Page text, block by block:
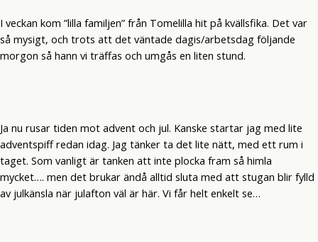
I veckan kom ”lilla familjen” från Tomelilla hit på kvällsfika. Det var
så mysigt, och trots att det väntade dagis/arbetsdag följande
morgon så hann vi träffas och umgås en liten stund.
Ja nu rusar tiden mot advent och jul. Kanske startar jag med lite
adventspiff redan idag. Jag tänker ta det lite nätt, med ett rum i
taget. Som vanligt är tanken att inte plocka fram så himla
mycket…. men det brukar ändå alltid sluta med att stugan blir fylld
av julkänsla när julafton väl är här. Vi får helt enkelt se…